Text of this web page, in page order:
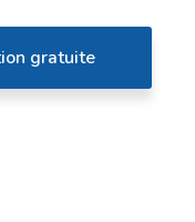
gratuite